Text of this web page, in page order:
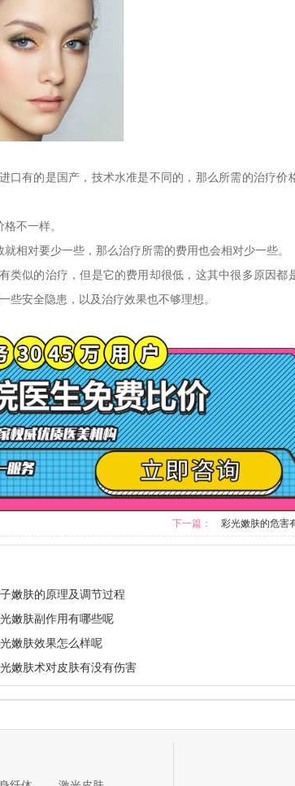
有的是国产，技术水准是不同的，那么所需的治疗价
不一样。
对要少一些，那么治疗所需的费用也会相对少一些。
似的治疗，但是它的费用却很低，这其中很多原因都
些安全隐患，以及治疗效果也不够理想。
下一篇： 彩光嫩肤的危害
嫩肤的原理及调节过程
嫩肤副作用有哪些呢
嫩肤效果怎么样呢
嫩肤术对皮肤有没有伤害